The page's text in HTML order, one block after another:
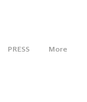
PRESS More